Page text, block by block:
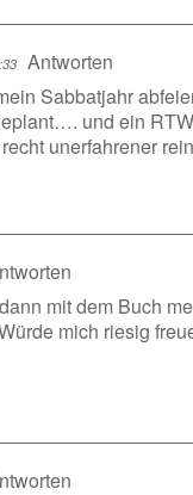
Antworten
Sabbatjahr
und ein
unerfahrener
mit dem Buch
mich riesig